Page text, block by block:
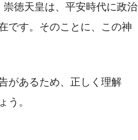
徳天皇は、平安時代に政治
です。そのことに、この神
があるため、正しく理解
う。